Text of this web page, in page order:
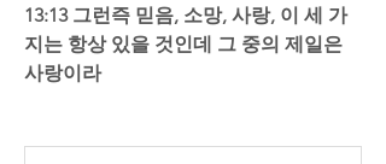
13:13 그런즉 믿음, 소망, 사랑, 이 세 가
지는 항상 있을 것인데 그 중의 제일은
사랑이라